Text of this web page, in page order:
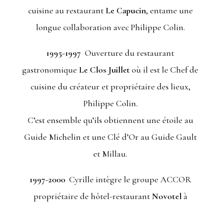
cuisine au restaurant Le Capucin, entame une
longue collaboration avec Philippe Colin.
1995-1997 Ouverture du restaurant
gastronomique Le Clos Juilletoù il est le Chef de
cuisine du créateur et propriétaire des lieux,
Philippe Colin.
C’est ensemble qu’ils obtiennent une étoile au
Guide Michelin et une Clé d’Or au Guide Gault
et Millau.
1997-2000Cyrille intègre le groupe ACCOR
propriétaire de hôtel-restaurantNovotelà